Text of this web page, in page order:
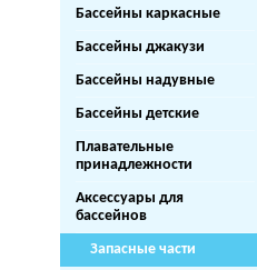
Бассейны каркасные
Бассейны джакузи
Бассейны надувные
Бассейны детские
Плавательные
принадлежности
Аксессуары для
бассейнов
Запасные части